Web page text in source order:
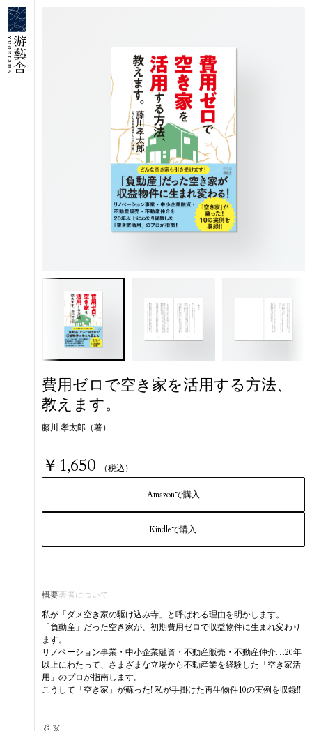
費用ゼロで空き家を活用する方法、
教えます。
藤川 孝太郎（著）
￥1,650 （税込）
Amazonで購入
Kindleで購入
概要 著者について
私が「ダメ空き家の駆け込み寺」と呼ばれる理由を明かします。
「負動産」だった空き家が、初期費用ゼロで収益物件に生まれ変わり
ます。
リノベーション事業・中小企業融資・不動産販売・不動産仲介…20年
以上にわたって、さまざまな立場から不動産業を経験した「空き家活
用」のプロが指南します。
こうして「空き家」が蘇った! 私が手掛けた再生物件10の実例を収録!!